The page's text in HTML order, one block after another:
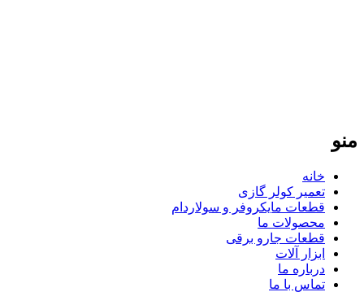
منو
خانه
تعمیر کولر گازی
قطعات مایکروفر و سولاردام
محصولات ما
قطعات جارو برقی
ابزار آلات
درباره ما
تماس با ما